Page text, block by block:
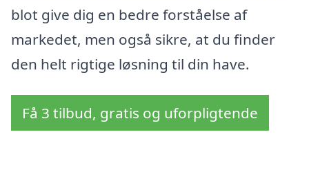
blot give dig en bedre forståelse af
markedet, men også sikre, at du finder
den helt rigtige løsning til din have.
Få 3 tilbud, gratis og uforpligtende